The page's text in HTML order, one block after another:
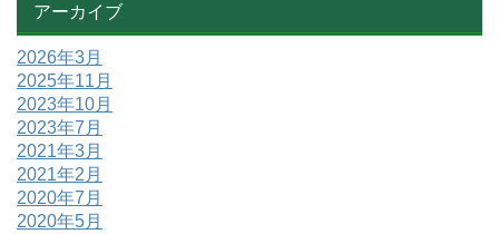
アーカイブ
2026年3月
2025年11月
2023年10月
2023年7月
2021年3月
2021年2月
2020年7月
2020年5月